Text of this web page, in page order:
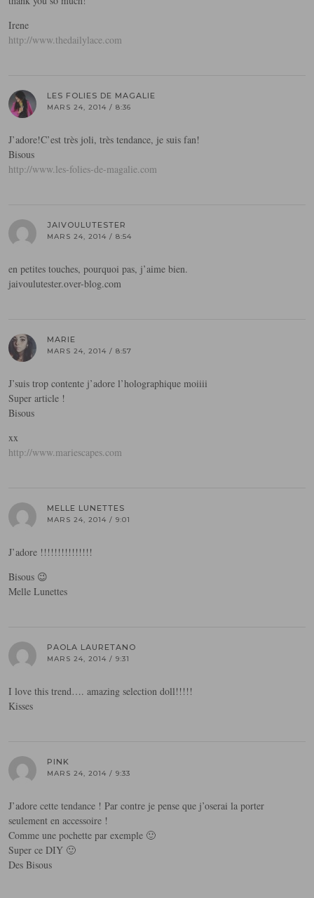
Irene
http://www.thedailylace.com
LES FOLIES DE MAGALIE
MARS 24, 2014 / 8:36
J’adore!C’est très joli, très tendance, je suis fan!
Bisous
http://www.les-folies-de-magalie.com
JAIVOULUTESTER
MARS 24, 2014 / 8:54
en petites touches, pourquoi pas, j’aime bien.
jaivoulutester.over-blog.com
MARIE
MARS 24, 2014 / 8:57
J’suis trop contente j’adore l’holographique moiiii
Super article !
Bisous
xx
http://www.mariescapes.com
MELLE LUNETTES
MARS 24, 2014 / 9:01
J’adore !!!!!!!!!!!!!!!
Bisous 😉
Melle Lunettes
PAOLA LAURETANO
MARS 24, 2014 / 9:31
I love this trend…. amazing selection doll!!!!!
Kisses
PINK
MARS 24, 2014 / 9:33
J’adore cette tendance ! Par contre je pense que j’oserai la porter
seulement en accessoire !
Comme une pochette par exemple 🙂
Super ce DIY 🙂
Des Bisous